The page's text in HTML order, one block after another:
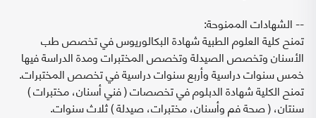
-- الشهادات الممنوحة:
تمنح كلية العلوم الطبية شهادة البكالوريوس في تخصص طب
الأسنان وتخصص الصيدلة وتخصص المختبرات ومدة الدراسة فيها
خمس سنوات دراسية وأربع سنوات دراسية في تخصص المختبرات.
تمنح الكلية شهادة الدبلوم في تخصصات ( فني أسنان، مختبرات )
سنتان، ( صحة فم وأسنان، مختبرات، صيدلة ) ثلاث سنوات.